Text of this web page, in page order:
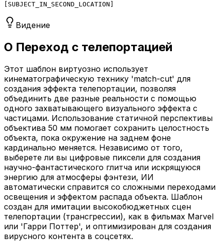
SUBJECT_IN_SECOND_LOCATION
Видение
О Переход с телепортацией
Этот шаблон виртуозно использует
кинематографическую технику 'match-cut' для
создания эффекта телепортации, позволяя
объединить две разные реальности с помощью
одного захватывающего визуального эффекта с
частицами. Использование статичной перспективы
объектива 50 мм помогает сохранить целостность
объекта, пока окружение на заднем фоне
кардинально меняется. Независимо от того,
выберете ли вы цифровые пиксели для создания
научно-фантастического глитча или искрящуюся
энергию для атмосферы фэнтези, ИИ
автоматически справится со сложными переходами
освещения и эффектом распада объекта. Шаблон
создан для имитации высокобюджетных сцен
телепортации (трансгрессии), как в фильмах Marvel
или 'Гарри Поттер', и оптимизирован для создания
вирусного контента в соцсетях.